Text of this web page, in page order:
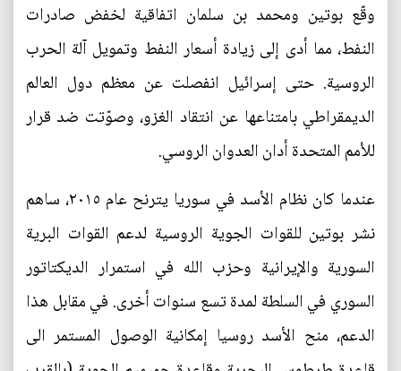
وقّع بوتين ومحمد بن سلمان اتفاقية لخفض صادرات
النفط، مما أدى إلى زيادة أسعار النفط وتمويل آلة الحرب
الروسية. حتى إسرائيل انفصلت عن معظم دول العالم
الديمقراطي بامتناعها عن انتقاد الغزو، وصوّتت ضد قرار
للأمم المتحدة أدان العدوان الروسي.
عندما كان نظام الأسد في سوريا يترنح عام ٢٠١٥، ساهم
نشر بوتين للقوات الجوية الروسية لدعم القوات البرية
السورية والإيرانية وحزب الله في استمرار الديكتاتور
السوري في السلطة لمدة تسع سنوات أخرى. في مقابل هذا
الدعم، منح الأسد روسيا إمكانية الوصول المستمر الى